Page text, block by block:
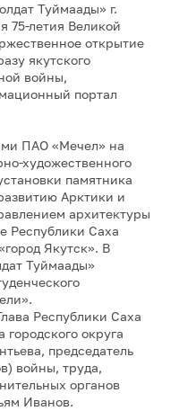
Туймаады» г.
75-летия Великой
открытие
якутского
войны,
портал
ПАО «Мечел» на
художественного
памятника
Арктики и
архитектуры
Республики Саха
Якутск». В
Туймаады»
Республики Саха
округа
председатель
войны, труда,
органов
Иванов.